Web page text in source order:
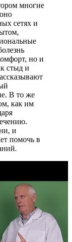
многие
сетях и
но и
стыд и
В то же
как им
и
помочь в